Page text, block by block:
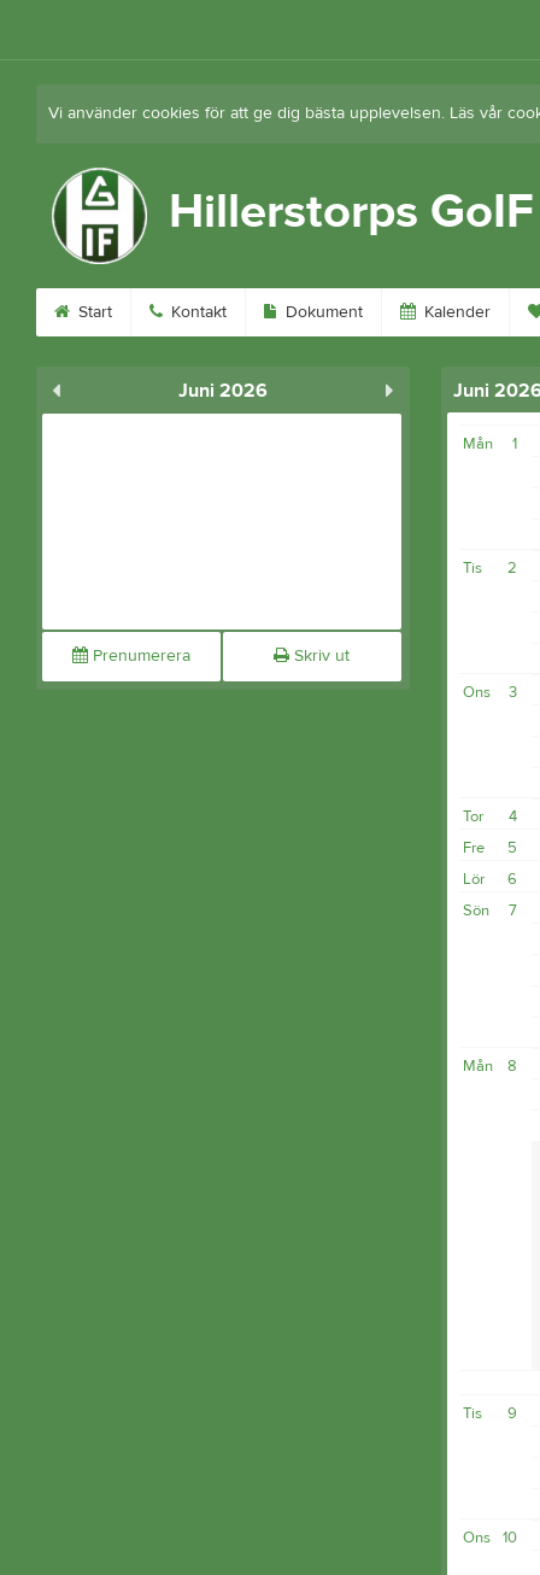
Vi använder cookies för att ge dig bästa upplevelsen. Läs vår
Hillerstorps GoIF
Start Kontakt Dokument Kalender
Juni 2026
Prenumerera Skriv ut
Juni
1
Mån
2
Tis
3
Ons
4
Tor
5
Fre
6
Lör
7
Sön
8
Mån
9
Tis
10
Ons